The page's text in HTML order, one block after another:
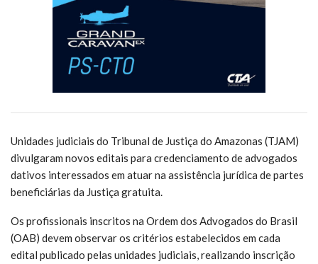
Unidades judiciais do Tribunal de Justiça do Amazonas (TJAM)
divulgaram novos editais para credenciamento de advogados
dativos interessados em atuar na assistência jurídica de partes
beneficiárias da Justiça gratuita.
Os profissionais inscritos na Ordem dos Advogados do Brasil
(OAB) devem observar os critérios estabelecidos em cada
edital publicado pelas unidades judiciais, realizando inscrição